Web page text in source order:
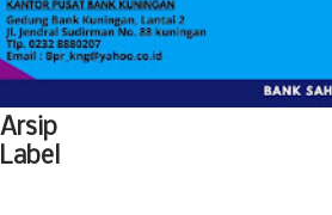
Arsip
Label